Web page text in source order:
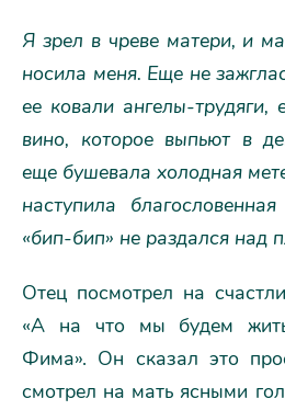
Я зрел в чреве матери, и
носила меня. Еще не
ее ковали ангелы-
вино, которое выпьют в
еще бушевала холодная
наступила
«бип-бип» не раздался над
Отец посмотрел на
«А на что мы будем
Фима». Он сказал это
смотрел на мать ясными